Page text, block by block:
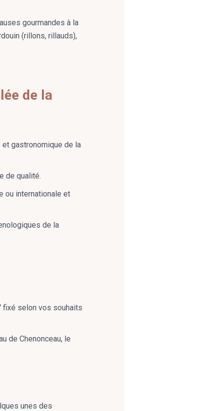
gourmandes à la
(rillons, rillauds),
de la
gastronomique de la
de qualité.
ou internationale et
de la
fixé selon vos souhaits
de Chenonceau, le
unes des